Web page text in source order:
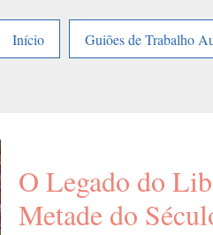
Início
Guiões de Trabalho
O Legado do
Metade do